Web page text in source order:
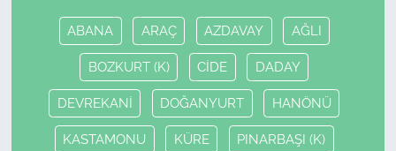
ABANA ARAÇ AZDAVAY AĞLI
BOZKURT (K) CİDE DADAY
DEVREKANİ DOĞANYURT HANÖNÜ
KASTAMONU KÜRE PINARBAŞI (K)